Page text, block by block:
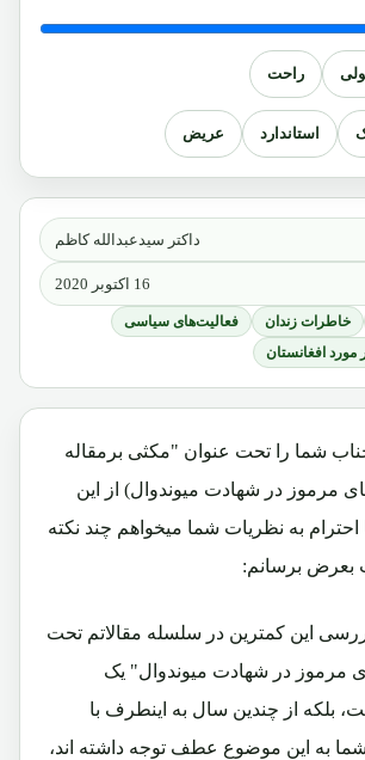
داکتر سیدعبدالله کاظم
16 اکتوبر 2020
خاطرات زندان
فعالیت‌های سیاسی
مورد افغانستان
شما را تحت عنوان "مکثی برمقاله
مرموز در شهادت میوندوال) از این
احترام به نظریات شما میخواهم چند نکته
بعرض برسانم:
این کمترین در سلسله مقالاتم تحت
مرموز در شهادت میوندوال" یک
بلکه از چندین سال به اینطرف با
به این موضوع عطف توجه داشته اند،
راحت
استاندارد عریض